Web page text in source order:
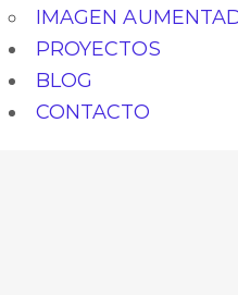
IMAGEN
PROYECTOS
BLOG
CONTACTO